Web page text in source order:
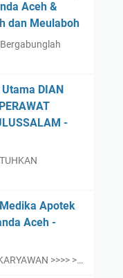
Aceh &
dan Meulaboh
DIAN
-
Apotek
Aceh -
>>>> >…